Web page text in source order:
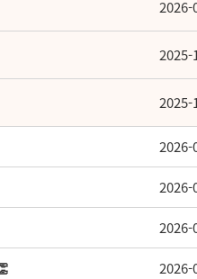
2026-
2025-
2025-
2026-
2026-
2026-
2026-